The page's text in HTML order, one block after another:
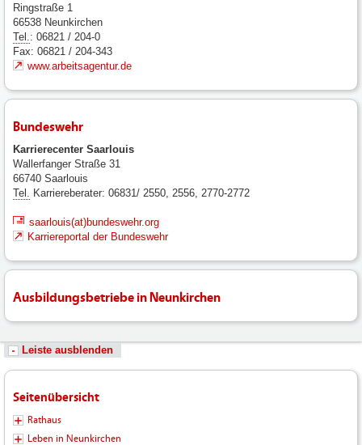
Ringstraße 1
66538 Neunkirchen
Tel. : 06821 / 204-0
Fax: 06821 / 204-343
www.arbeitsagentur.de
Bundeswehr
Karrierecenter Saarlouis
Wallerfanger Straße 31
66740 Saarlouis
Tel.
Karriereberater: 06831/ 2550, 2556, 2770-2772
saarlouis(at)bundeswehr.org
Karriereportal der Bundeswehr
Ausbildungsbetriebe in Neunkirchen
Leiste ausblenden
Seitenübersicht
Rathaus
Leben in Neunkirchen